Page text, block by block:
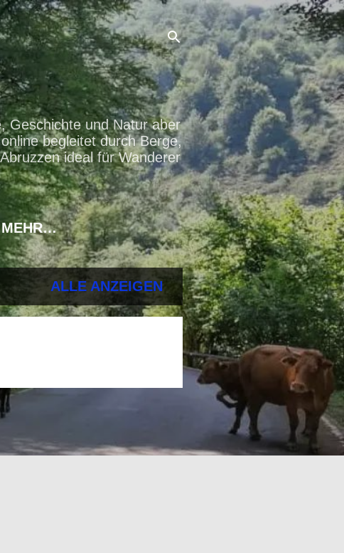
Geschichte und Natur aber
begleitet durch Berge,
ideal für Wanderer
MEHR…
ALLE ANZEIGEN